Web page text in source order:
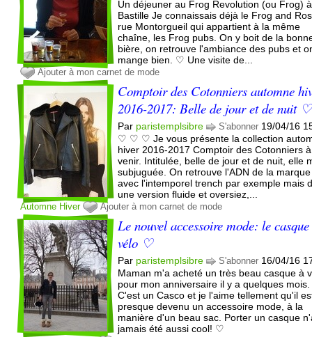
Un déjeuner au Frog Revolution (ou Frog) à
Bastille Je connaissais déjà le Frog and
rue Montorgueil qui appartient à la même
chaîne, les Frog pubs. On y boit de la
bière, on retrouve l'ambiance des pubs et
mange bien. ♡ Une visite de...
Ajouter à mon carnet de mode
Comptoir des Cotonniers automne
2016-2017: Belle de jour et de nuit ♡
Par paristemplsibre S'abonner 19/04/16
♡ ♡ ♡ Je vous présente la collection
hiver 2016-2017 Comptoir des Cotonniers à
venir. Intitulée, belle de jour et de nuit, elle
subjuguée. On retrouve l'ADN de la marque
avec l'intemporel trench par exemple mais
une version fluide et oversiez,...
Automne Hiver Ajouter à mon carnet de mode
Le nouvel accessoire mode: le
vélo ♡
Par paristemplsibre S'abonner 16/04/16
Maman m'a acheté un très beau casque à
pour mon anniversaire il y a quelques mois.
C'est un Casco et je l'aime tellement qu'il
presque devenu un accessoire mode, à la
manière d'un beau sac. Porter un casque
jamais été aussi cool! ♡